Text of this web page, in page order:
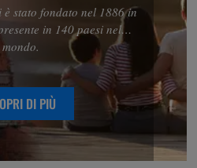
stato fondato nel 1886 in
in 140 paesi nel
mondo.
DI PIÙ